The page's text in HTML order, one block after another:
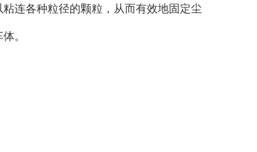
连各种粒径的颗粒，从而有效地固定尘
。